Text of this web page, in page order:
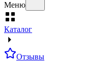
Меню
Каталог
Отзывы